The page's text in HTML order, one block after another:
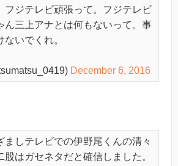
フジテレビ頑張って。フジテレビ
ん三上アナとは何もないって。事
いでくれ。
December 6, 2016
ましテレビでの伊野尾くんの清々
股はガセネタだと確信しました。